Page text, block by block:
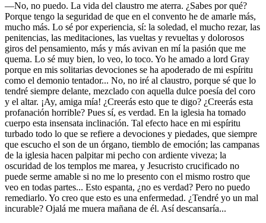
—No, no puedo. La vida del claustro me aterra. ¿Sabes por qué?
Porque tengo la seguridad de que en el convento he de amarle más,
mucho más. Lo sé por experiencia, sí: la soledad, el mucho rezar, las
penitencias, las meditaciones, las vueltas y revueltas y dolorosos
giros del pensamiento, más y más avivan en mí la pasión que me
quema. Lo sé muy bien, lo veo, lo toco. Yo he amado a lord Gray
porque en mis solitarias devociones se ha apoderado de mi espíritu
como el demonio tentador... No, no iré al claustro, porque sé que lo
tendré siempre delante, mezclado con aquella dulce poesía del coro
y el altar. ¡Ay, amiga mía! ¿Creerás esto que te digo? ¿Creerás esta
profanación horrible? Pues sí, es verdad. En la iglesia ha tomado
cuerpo esta insensata inclinación. Tal efecto hace en mi espíritu
turbado todo lo que se refiere a devociones y piedades, que siempre
que escucho el son de un órgano, tiemblo de emoción; las campanas
de la iglesia hacen palpitar mi pecho con ardiente viveza; la
oscuridad de los templos me marea, y Jesucristo crucificado no
puede serme amable si no me lo presento con el mismo rostro que
veo en todas partes... Esto espanta, ¿no es verdad? Pero no puedo
remediarlo. Yo creo que esto es una enfermedad. ¿Tendré yo un mal
incurable? Ojalá me muera mañana de él. Así descansaría...